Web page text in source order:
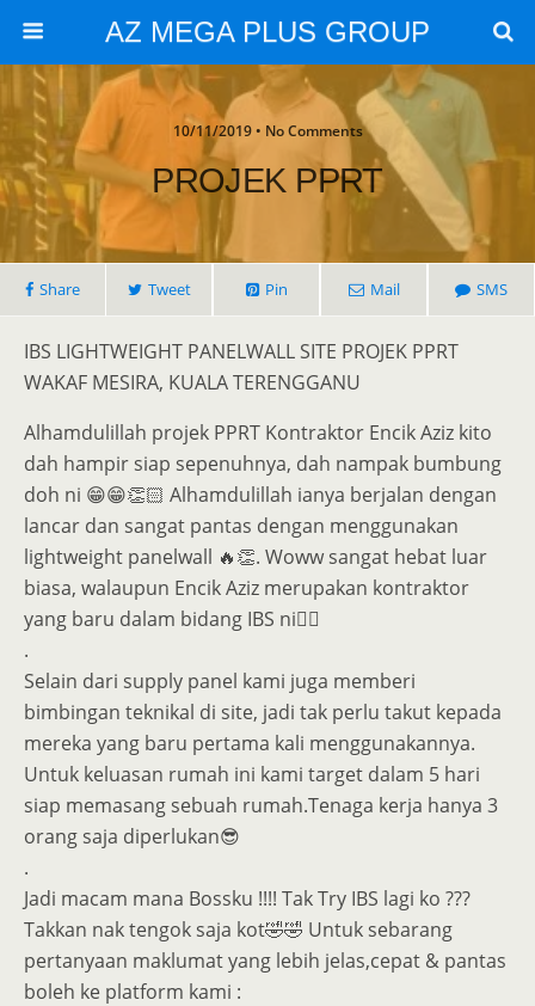
AZ MEGA PLUS GROUP
10/11/2019 • No Comments
PROJEK PPRT
Share Tweet Pin Mail SMS
IBS LIGHTWEIGHT PANELWALL SITE PROJEK PPRT
WAKAF MESIRA, KUALA TERENGGANU
Alhamdulillah projek PPRT Kontraktor Encik Aziz kito
dah hampir siap sepenuhnya, dah nampak bumbung
doh ni 😁😁👏🏻 Alhamdulillah ianya berjalan dengan
lancar dan sangat pantas dengan menggunakan
lightweight panelwall 🔥👏. Woww sangat hebat luar
biasa, walaupun Encik Aziz merupakan kontraktor
yang baru dalam bidang IBS ni👍🏻
.
Selain dari supply panel kami juga memberi
bimbingan teknikal di site, jadi tak perlu takut kepada
mereka yang baru pertama kali menggunakannya.
Untuk keluasan rumah ini kami target dalam 5 hari
siap memasang sebuah rumah.Tenaga kerja hanya 3
orang saja diperlukan😎
.
Jadi macam mana Bossku !!!! Tak Try IBS lagi ko ???
Takkan nak tengok saja kot🤣🤣 Untuk sebarang
pertanyaan maklumat yang lebih jelas,cepat & pantas
boleh ke platform kami :